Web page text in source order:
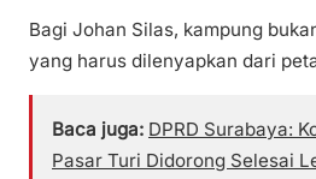
Bagi Johan Silas, kampung
yang harus dilenyapkan dari
Baca juga: DPRD Surabaya:
Pasar Turi Didorong Selesai